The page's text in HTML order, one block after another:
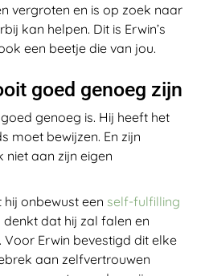
vergroten en is op zoek naar
kan helpen. Dit is Erwin’s
een beetje die van jou.
goed genoeg zijn
genoeg is. Hij heeft het
moet bewijzen. En zijn
aan zijn eigen
onbewust een self-fulfilling
denkt dat hij zal falen en
Erwin bevestigd dit elke
aan zelfvertrouwen